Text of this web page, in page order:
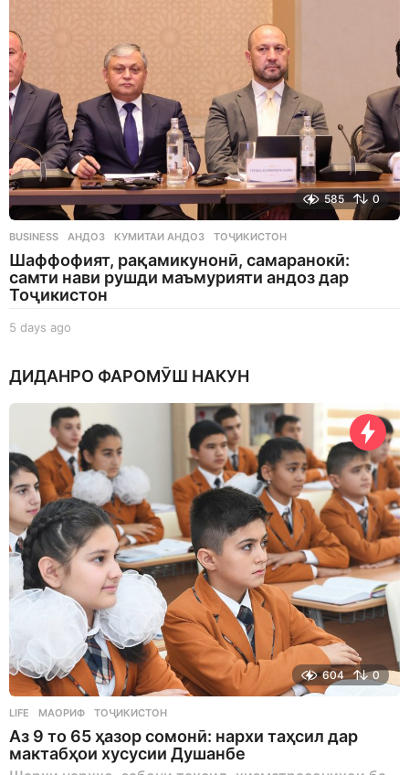
585 0
BUSINESS АНДОЗ ,КУМИТАИ АНДОЗ ,ТОҶИКИСТОН
Шаффофият, рақамикунонӣ, самаранокӣ:
самти нави рушди маъмурияти андоз дар
Тоҷикистон
5 days ago
y
a
g
o
ДИДАНРО ФАРОМӮШ НАКУН
604 0
LIFE МАОРИФ ,ТОҶИКИСТОН
Аз 9 то 65 ҳазор сомонӣ: нархи таҳсил дар
мактабҳои хусусии Душанбе